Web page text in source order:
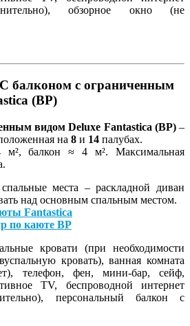
обзорное окно (не
балконом c ограниченным
(BP)
видом Deluxe Fantastica (BP) –
на 8 и 14 палубах.
балкон ≈ 4 м². Максимальная
места – раскладной диван
над основным спальным местом.
Fantastica
по каюте BP
кровати (при необходимости
кровать), ванная комната
телефон, фен, мини-бар, сейф,
TV, беспроводной интернет
персональный балкон с